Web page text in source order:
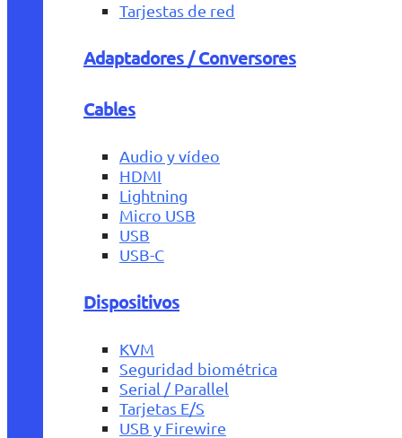
Tarjestas de red
Adaptadores / Conversores
Cables
Audio y vídeo
HDMI
Lightning
Micro USB
USB
USB-C
Dispositivos
KVM
Seguridad biométrica
Serial / Parallel
Tarjetas E/S
USB y Firewire